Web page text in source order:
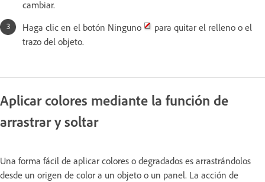
cambiar.
Haga clic en el botón Ninguno
para quitar el relleno o el
trazo del objeto.
Aplicar colores mediante la función de
arrastrar y soltar
Una forma fácil de aplicar colores o degradados es arrastrándolos
desde un origen de color a un objeto o un panel. La acción de